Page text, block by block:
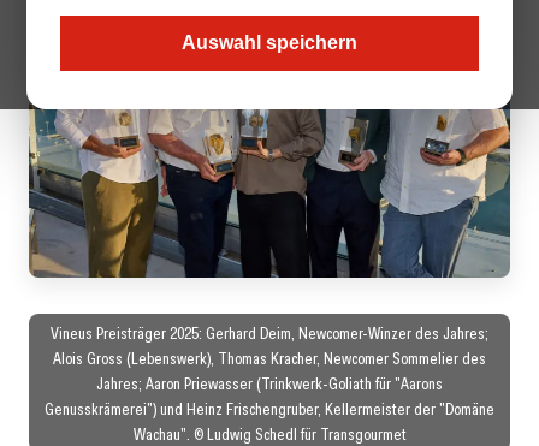
Auswahl speichern
Vineus Preisträger 2025: Gerhard Deim, Newcomer-Winzer des Jahres;
Alois Gross (Lebenswerk), Thomas Kracher, Newcomer Sommelier des
Jahres; Aaron Priewasser (Trinkwerk-Goliath für "Aarons
Genusskrämerei") und Heinz Frischengruber, Kellermeister der "Domäne
Wachau". © Ludwig Schedl für Transgourmet